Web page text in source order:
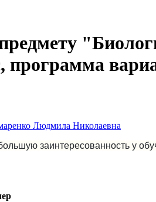
программа
Людмила Николаевна
заинтересованность у